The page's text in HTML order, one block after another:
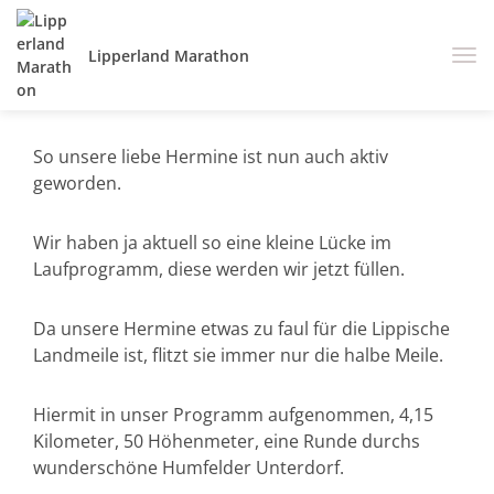
Lipperland Marathon
So unsere liebe Hermine ist nun auch aktiv
geworden.
Wir haben ja aktuell so eine kleine Lücke im
Laufprogramm, diese werden wir jetzt füllen.
Da unsere Hermine etwas zu faul für die Lippische
Landmeile ist, flitzt sie immer nur die halbe Meile.
Hiermit in unser Programm aufgenommen, 4,15
Kilometer, 50 Höhenmeter, eine Runde durchs
wunderschöne Humfelder Unterdorf.